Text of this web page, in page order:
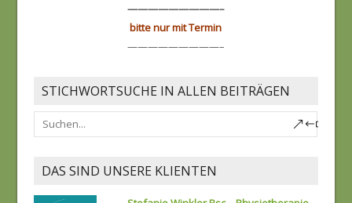
—————————–
bitte nur mit Termin
—————————–
STICHWORTSUCHE IN ALLEN BEITRÄGEN
DAS SIND UNSERE KLIENTEN